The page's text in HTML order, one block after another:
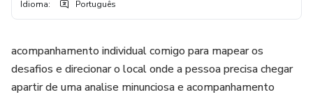
Idioma: Português
acompanhamento individual comigo para mapear os
desafios e direcionar o local onde a pessoa precisa chegar
apartir de uma analise minunciosa e acompanhamento